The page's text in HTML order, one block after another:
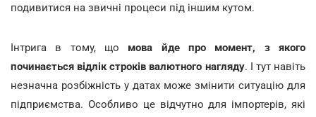
подивитися на звичні процеси під іншим кутом.
Інтрига в тому, що мова йде про момент, з якого
починається відлік строків валютного нагляду. І тут навіть
незначна розбіжність у датах може змінити ситуацію для
підприємства. Особливо це відчутно для імпортерів, які